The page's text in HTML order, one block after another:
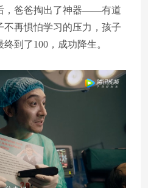
，爸爸掏出了神器——有道
再惧怕学习的压力，孩子
到了100，成功降生。